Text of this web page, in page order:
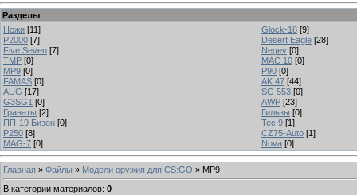
Разделы
Ножи [11] Glock-18 [9]
P2000 [7] Desert Eagle [28]
Five Seven [7] Negev [0]
TMP [0] MAC 10 [0]
MP9 [0] P90 [0]
FAMAS [0] AK 47 [44]
AUG [17] SG 553 [0]
G3SG1 [0] AWP [23]
Гранаты [2] Гильзы [0]
ПП-19 Бизон [0] Tec 9 [1]
P250 [8] CZ75-Auto [1]
MAG-7 [0] Nova [0]
Главная » Файлы » Модели оружия для CS:GO » MP9
В категории материалов: 0